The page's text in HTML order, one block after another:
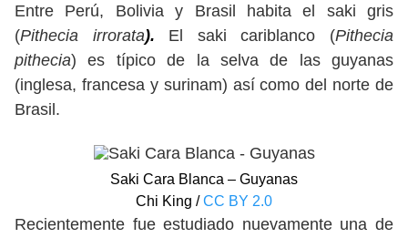
Entre Perú, Bolivia y Brasil habita el saki gris
(Pithecia irrorata). El saki cariblanco (Pithecia
pithecia) es típico de la selva de las guyanas
(inglesa, francesa y surinam) así como del norte de
Brasil.
Saki Cara Blanca – Guyanas
Chi King /CC BY 2.0
Recientemente fue estudiado nuevamente una de